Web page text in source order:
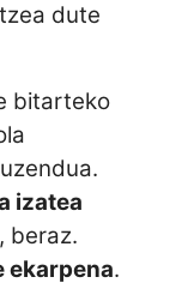
dute
bitarteko
izatea
, beraz.
ekarpena.